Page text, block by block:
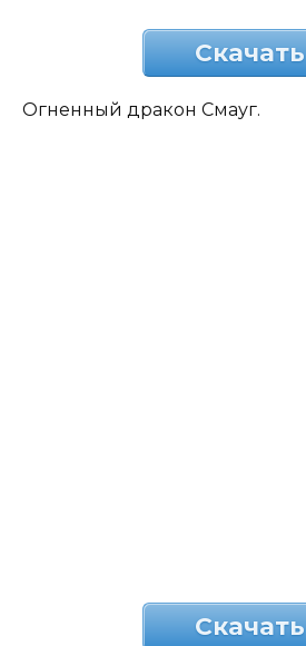
Скачать
Огненный дракон Смауг.
Скачать